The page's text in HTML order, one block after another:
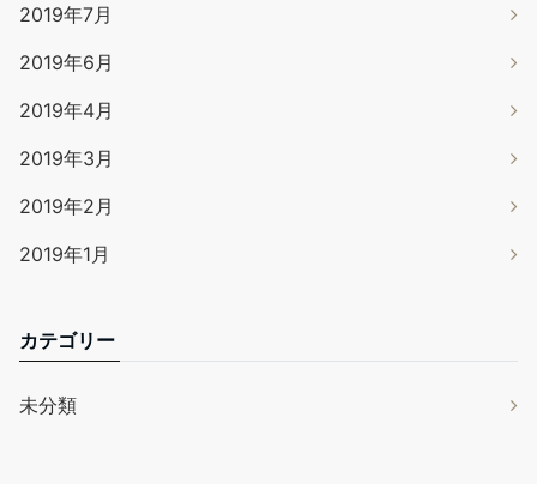
2019年7月
2019年6月
2019年4月
2019年3月
2019年2月
2019年1月
カテゴリー
未分類